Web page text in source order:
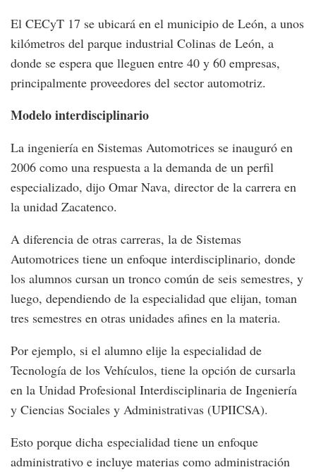
El CECyT 17 se ubicará en el municipio de León, a unos
kilómetros del parque industrial Colinas de León, a
donde se espera que lleguen entre 40 y 60 empresas,
principalmente proveedores del sector automotriz.
Modelo interdisciplinario
La ingeniería en Sistemas Automotrices se inauguró en
2006 como una respuesta a la demanda de un perfil
especializado, dijo Omar Nava, director de la carrera en
la unidad Zacatenco.
A diferencia de otras carreras, la de Sistemas
Automotrices tiene un enfoque interdisciplinario, donde
los alumnos cursan un tronco común de seis semestres, y
luego, dependiendo de la especialidad que elijan, toman
tres semestres en otras unidades afines en la materia.
Por ejemplo, si el alumno elije la especialidad de
Tecnología de los Vehículos, tiene la opción de cursarla
en la Unidad Profesional Interdisciplinaria de Ingeniería
y Ciencias Sociales y Administrativas (UPIICSA).
Esto porque dicha especialidad tiene un enfoque
administrativo e incluye materias como administración